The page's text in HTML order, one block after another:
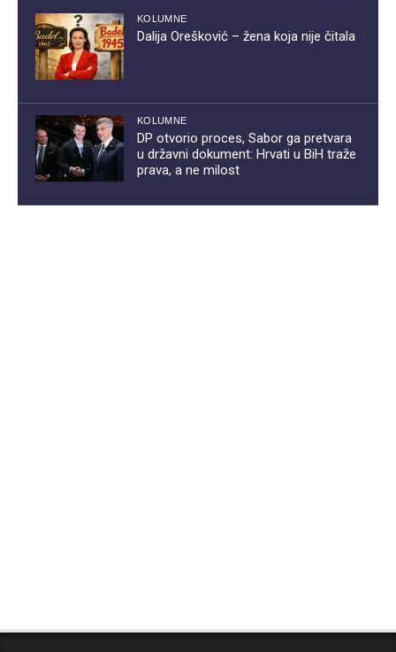
KOLUMNE
Dalija Orešković – žena koja nije čitala
KOLUMNE
DP otvorio proces, Sabor ga pretvara
u državni dokument: Hrvati u BiH traže
prava, a ne milost